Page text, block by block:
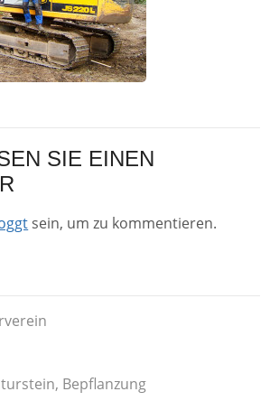
SIE EINEN
sein, um zu kommentieren.
Bepflanzung